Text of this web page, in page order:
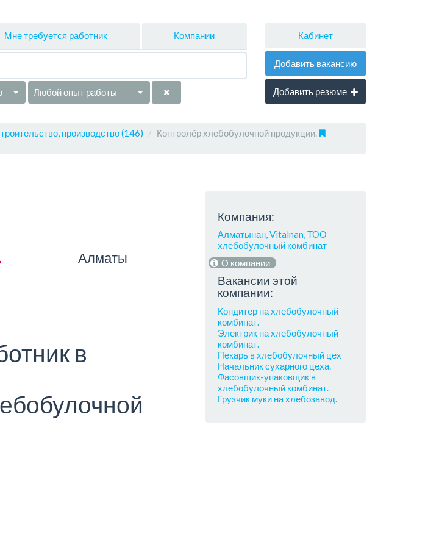
Мне требуется работник Компании
Любой опыт работы
Кабинет
Добавить вакансию
Добавить резюме
производство (146)
Контролёр хлебобулочной продукции.
Алматы
в
Компания:
Алматынан, Vitalnan, ТОО
хлебобулочный комбинат
О компании
Вакансии этой
компании:
Кондитер на хлебобулочный
комбинат.
Электрик на хлебобулочный
комбинат.
Пекарь в хлебобулочный цех
Начальник сухарного цеха.
Фасовщик-упаковщик в
хлебобулочный комбинат.
Грузчик муки на хлебозавод.